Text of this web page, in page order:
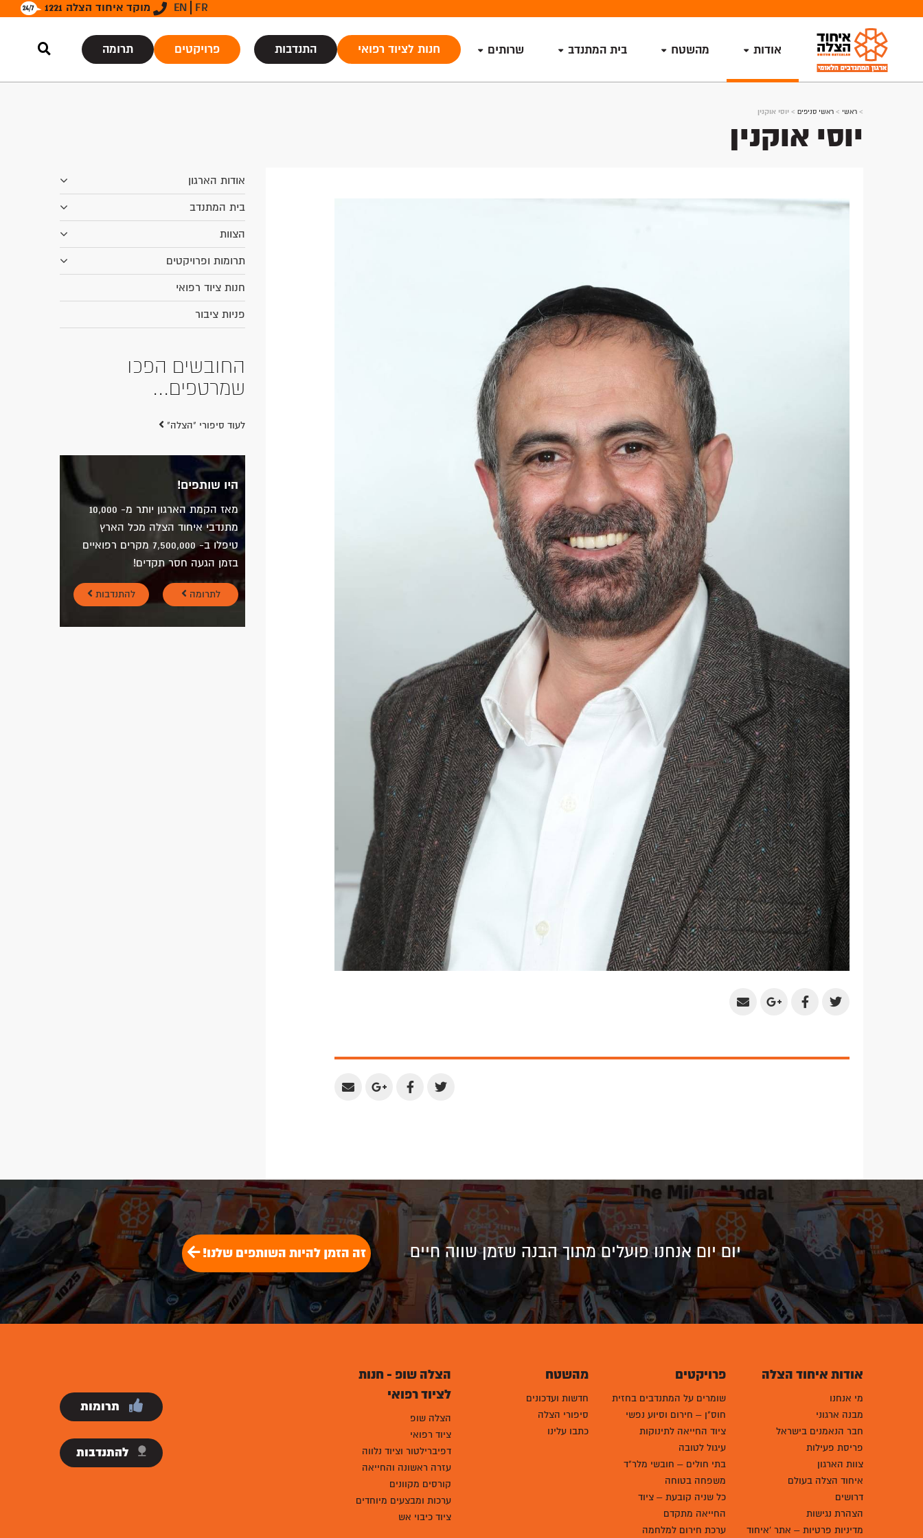
מוקד איחוד הצלה 1221 EN FR
אודות מהשטח בית המתנדב שרותים חנות לציוד רפואי התנדבות פרויקטים תרומה
> ראשי > ראשי סניפים > יוסי אוקנין
יוסי אוקנין
Share
Share
Share
Plus
Share
Share
Share
Share
Share
אודות הארגון
בית המתנדב
הצוות
תרומות ופרויקטים
חנות ציוד רפואי
פניות ציבור
החובשים הפכו
שמרטפים...
לעוד סיפורי "הצלה"
היו שותפים!
מאז הקמת הארגון יותר מ- 10,000
מתנדבי איחוד הצלה מכל הארץ
טיפלו ב- 7,500,000 מקרים רפואיים
בזמן הגעה חסר תקדים!
לתרומה להתנדבות
יום יום אנחנו פועלים מתוך הבנה שזמן שווה חיים זה הזמן להיות השותפים שלנו!
אודות איחוד הצלה
מי אנחנו
מבנה ארגוני
חבר הנאמנים בישראל
פריסת פעילות
צוות הארגון
איחוד הצלה בעולם
דרושים
הצהרת נגישות
מדיניות פרטיות – אתר 'איחוד
פרויקטים
שומרים על המתנדבים בחזית
חוס"ן – חירום וסיוע נפשי
ציוד החייאה לתינוקות
עיגול לטובה
בתי חולים – חובשי מלר"ד
משפחה בטוחה
כל שניה קובעת – ציוד
החייאה מתקדם
ערכת חירום למלחמה
מהשטח
חדשות ועדכונים
סיפורי הצלה
כתבו עלינו
הצלה שופ - חנות
לציוד רפואי
הצלה שופ
ציוד רפואי
דפיברילטור וציוד נלווה
עזרה ראשונה והחייאה
קורסים מקוונים
ערכות ומבצעים מיוחדים
ציוד כיבוי אש
תרומות
להתנדבות